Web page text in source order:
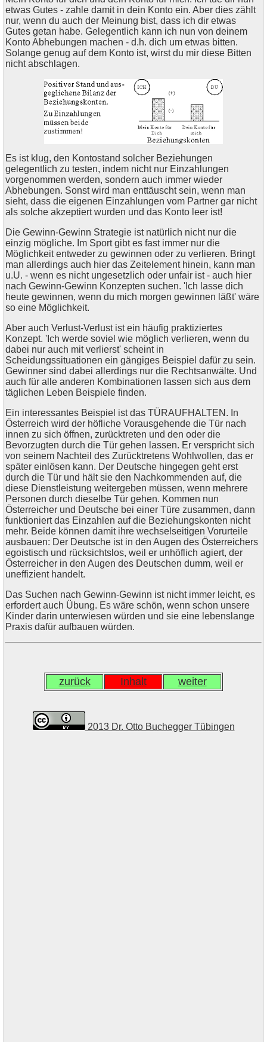
etwas Gutes - zahle damit in dein Konto ein. Aber dies zählt
nur, wenn du auch der Meinung bist, dass ich dir etwas
Gutes getan habe. Gelegentlich kann ich nun von deinem
Konto Abhebungen machen - d.h. dich um etwas bitten.
Solange genug auf dem Konto ist, wirst du mir diese Bitten
nicht abschlagen.
Es ist klug, den Kontostand solcher Beziehungen
gelegentlich zu testen, indem nicht nur Einzahlungen
vorgenommen werden, sondern auch immer wieder
Abhebungen. Sonst wird man enttäuscht sein, wenn man
sieht, dass die eigenen Einzahlungen vom Partner gar nicht
als solche akzeptiert wurden und das Konto leer ist!
Die Gewinn-Gewinn Strategie ist natürlich nicht nur die
einzig mögliche. Im Sport gibt es fast immer nur die
Möglichkeit entweder zu gewinnen oder zu verlieren. Bringt
man allerdings auch hier das Zeitelement hinein, kann man
u.U. - wenn es nicht ungesetzlich oder unfair ist - auch hier
nach Gewinn-Gewinn Konzepten suchen. 'Ich lasse dich
heute gewinnen, wenn du mich morgen gewinnen läßt' wäre
so eine Möglichkeit.
Aber auch Verlust-Verlust ist ein häufig praktiziertes
Konzept. 'Ich werde soviel wie möglich verlieren, wenn du
dabei nur auch mit verlierst' scheint in
Scheidungssituationen ein gängiges Beispiel dafür zu sein.
Gewinner sind dabei allerdings nur die Rechtsanwälte. Und
auch für alle anderen Kombinationen lassen sich aus dem
täglichen Leben Beispiele finden.
Ein interessantes Beispiel ist das TÜRAUFHALTEN. In
Österreich wird der höfliche Vorausgehende die Tür nach
innen zu sich öffnen, zurücktreten und den oder die
Bevorzugten durch die Tür gehen lassen. Er verspricht sich
von seinem Nachteil des Zurücktretens Wohlwollen, das er
später einlösen kann. Der Deutsche hingegen geht erst
durch die Tür und hält sie den Nachkommenden auf, die
diese Dienstleistung weitergeben müssen, wenn mehrere
Personen durch dieselbe Tür gehen. Kommen nun
Österreicher und Deutsche bei einer Türe zusammen, dann
funktioniert das Einzahlen auf die Beziehungskonten nicht
mehr. Beide können damit ihre wechselseitigen Vorurteile
ausbauen: Der Deutsche ist in den Augen des Österreichers
egoistisch und rücksichtslos, weil er unhöflich agiert, der
Österreicher in den Augen des Deutschen dumm, weil er
uneffizient handelt.
Das Suchen nach Gewinn-Gewinn ist nicht immer leicht, es
erfordert auch Übung. Es wäre schön, wenn schon unsere
Kinder darin unterwiesen würden und sie eine lebenslange
Praxis dafür aufbauen würden.
zurück Inhalt weiter
2013 Dr. Otto Buchegger Tübingen